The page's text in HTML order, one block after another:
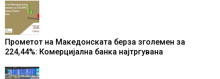
Прометот на Македонската берза зголемен за
224,44%: Комерцијална банка најтргувана